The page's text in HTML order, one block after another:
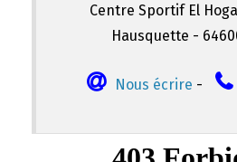
Centre Sportif El
Hausquette -
Nous écrire -